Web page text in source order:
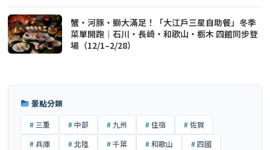
蟹・河豚・鰤大滿足！「大江戶三星自助餐」冬季
菜單開跑｜石川・長崎・和歌山・栃木 四館同步登
場（12/1–2/28）
景點分類
三重 中部 九州 住宿
佐賀
兵庫
北陸 千葉 和歌山
四國